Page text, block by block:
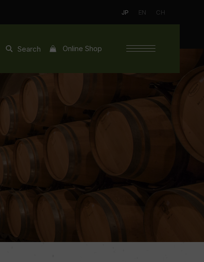
JP EN CH
Search Online Shop